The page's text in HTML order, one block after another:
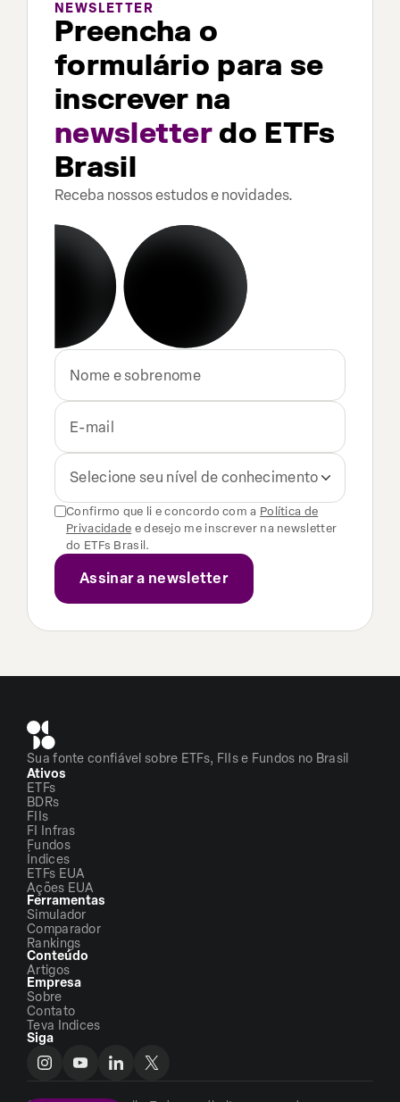
NEWSLETTER
Preencha o
formulário para se
inscrever na
newsletterdo ETFs
Brasil
Receba nossos estudos e novidades.
Selecione seu nível de conhecimento
Confirmo que li e concordo com a Política de
Privacidade e desejo me inscrever na newsletter
do ETFs Brasil.
Sua fonte confiável sobre ETFs, FIIs e Fundos no Brasil
Ativos
ETFs
BDRs
FIIs
FI Infras
Fundos
Índices
ETFs EUA
Ações EUA
Ferramentas
Simulador
Comparador
Rankings
Conteúdo
Artigos
Empresa
Sobre
Contato
Teva Indices
Siga